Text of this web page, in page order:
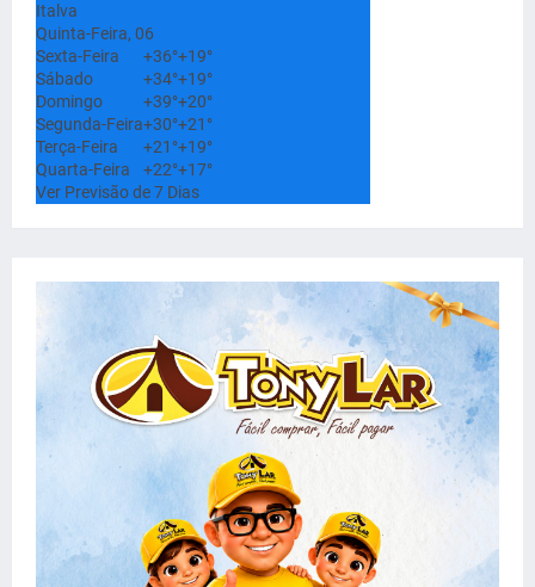
Italva
Quinta-Feira, 06
Sexta-Feira
+36°+19°
Sábado
+34°+19°
Domingo
+39°+20°
Segunda-Feira+30°+21°
Terça-Feira
+21°+19°
Quarta-Feira
+22°+17°
Ver Previsão de 7 Dias